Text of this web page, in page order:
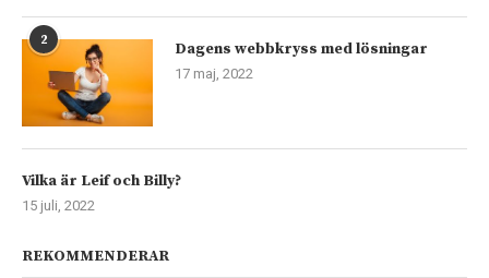
2 Dagens webbkryss med lösningar
17 maj, 2022
Vilka är Leif och Billy?
15 juli, 2022
REKOMMENDERAR